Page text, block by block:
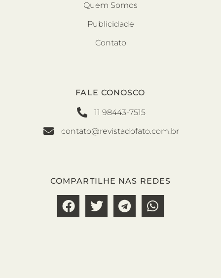
Quem Somos
Publicidade
Contato
FALE CONOSCO
11 98443-7515
contato@revistadofato.com.br
COMPARTILHE NAS REDES